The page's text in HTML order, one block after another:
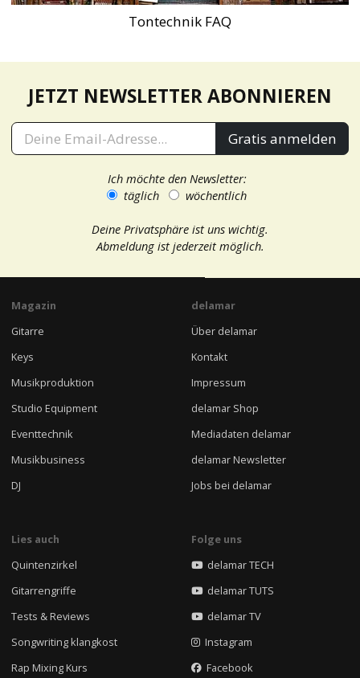
Tontechnik FAQ
JETZT NEWSLETTER ABONNIEREN
Gratis anmelden
Ich möchte den Newsletter:
täglich
wöchentlich
Deine Privatsphäre ist uns wichtig.
Abmeldung ist jederzeit möglich.
Magazin
Gitarre
Keys
Musikproduktion
Studio Equipment
Eventtechnik
Musikbusiness
DJ
delamar
Über delamar
Kontakt
Impressum
delamar Shop
Mediadaten delamar
delamar Newsletter
Jobs bei delamar
Lies auch
Quintenzirkel
Gitarrengriffe
Tests & Reviews
Songwriting klangkost
Rap Mixing Kurs
Folge uns
delamar TECH
delamar TUTS
delamar TV
Instagram
Facebook